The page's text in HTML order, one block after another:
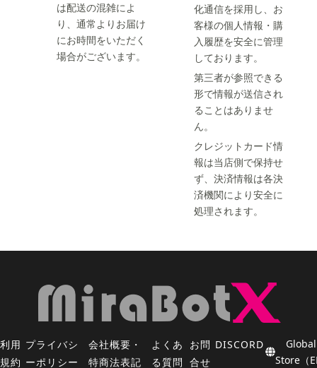
は配送の混雑によ
り、通常よりお届け
にお時間をいただく
場合がございます。
化通信を採用し、お
客様の個人情報・購
入履歴を安全に管理
しております。
第三者が参照できる
形で情報が送信され
ることはありませ
ん。
クレジットカード情
報は当店側で保持せ
ず、決済情報は各決
済機関により安全に
処理されます。
利用
規約
プライバシ
ーポリシー
会社概要・
特商法表記
よくあ
る質問
お問
合せ
DISCORD
Global
Store（